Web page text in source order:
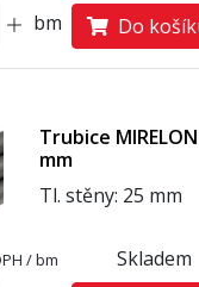
bm
Do
Trubice
mm
Tl. stěny: 25 mm
/ bm
Skladem